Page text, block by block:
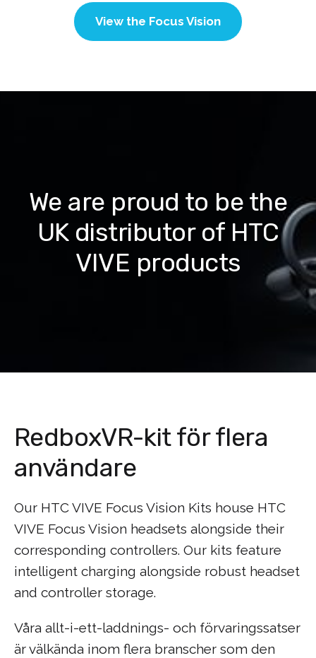
View the Focus Vision
We are proud to be the
UK distributor of HTC
VIVE products
RedboxVR-kit för flera
användare
Our HTC VIVE Focus Vision Kits house HTC
VIVE Focus Vision headsets alongside their
corresponding controllers. Our kits feature
intelligent charging alongside robust headset
and controller storage.
Våra allt-i-ett-laddnings- och förvaringssatser
är välkända inom flera branscher som den